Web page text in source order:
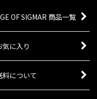
エイジ・オヴ・シグマ
ア1体。ストームキャ
ーに加えられる他、ゲ
グ…
OF SIGMAR 商品一覧
気に入り
料について